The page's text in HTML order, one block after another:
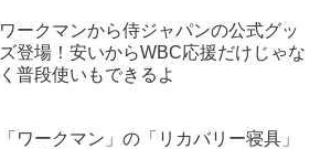
ワークマンから侍ジャパンの公式グッ
ズ登場！安いからWBC応援だけじゃな
く普段使いもできるよ
「ワークマン」の「リカバリー寝具」